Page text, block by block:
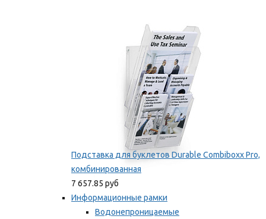
Подставка для буклетов Durable Combiboxx Pro,
комбинированная
7 657.85 руб
Информационные рамки
Водонепроницаемые